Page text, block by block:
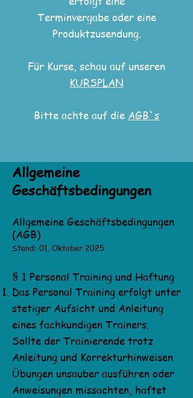
Terminvergabe oder eine
Produktzusendung.
Für Kurse, schau auf unseren
KURSPLAN
Bitte achte auf die AGB`s
Allgemeine
Geschäftsbedingungen
Allgemeine Geschäftsbedingungen
(AGB)
Stand: 01. Oktober 2025
§ 1 Personal Training und Haftung
Das Personal Training erfolgt unter
stetiger Aufsicht und Anleitung
eines fachkundigen Trainers.
Sollte der Trainierende trotz
Anleitung und Korrekturhinweisen
Übungen unsauber ausführen oder
Anweisungen missachten, haftet